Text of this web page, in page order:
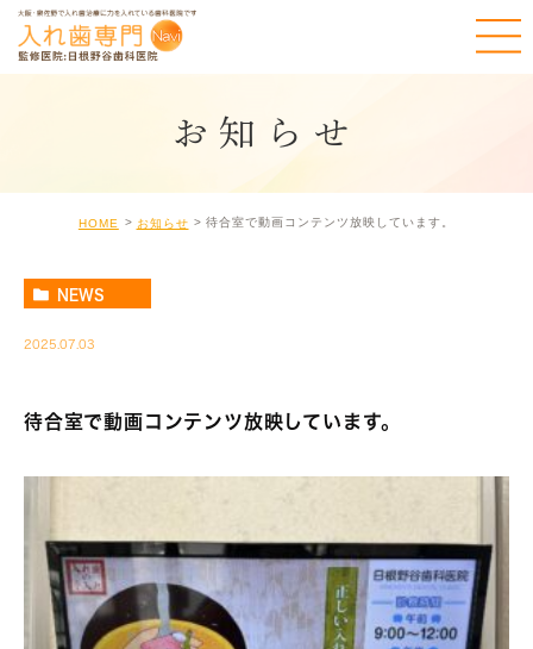
お知らせ
HOME お知らせ 待合室で動画コンテンツ放映しています。
NEWS
2025.07.03
待合室で動画コンテンツ放映しています。